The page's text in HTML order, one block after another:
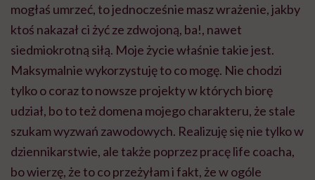
mogłaś umrzeć, to jednocześnie masz wrażenie, jakby
ktoś nakazał ci żyć ze zdwojoną, ba!, nawet
siedmiokrotną siłą. Moje życie właśnie takie jest.
Maksymalnie wykorzystuję to co mogę. Nie chodzi
tylko o coraz to nowsze projekty w których biorę
udział, bo to też domena mojego charakteru, że stale
szukam wyzwań zawodowych. Realizuję się nie tylko w
dziennikarstwie, ale także poprzez pracę life coacha,
bo wierzę, że to co przeżyłam i fakt, że w ogóle